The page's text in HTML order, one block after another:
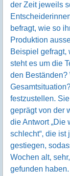
der Zeit jeweils
befragt, wie so
Produktion
Beispiel gefragt,
steht es um die
den Beständen?
festzustellen.
geprägt von der
die Antwort „Die
schlecht“, die ist
gestiegen,
Wochen alt,
gefunden